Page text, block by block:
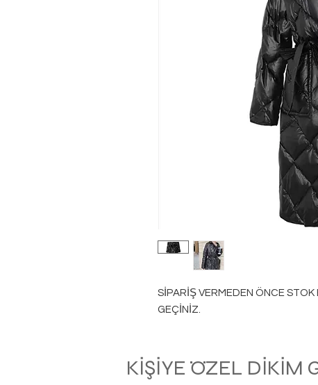
SİPARİŞ VERMEDEN ÖNCE
GEÇİNİZ.
KİŞİYE ÖZEL DİKİM